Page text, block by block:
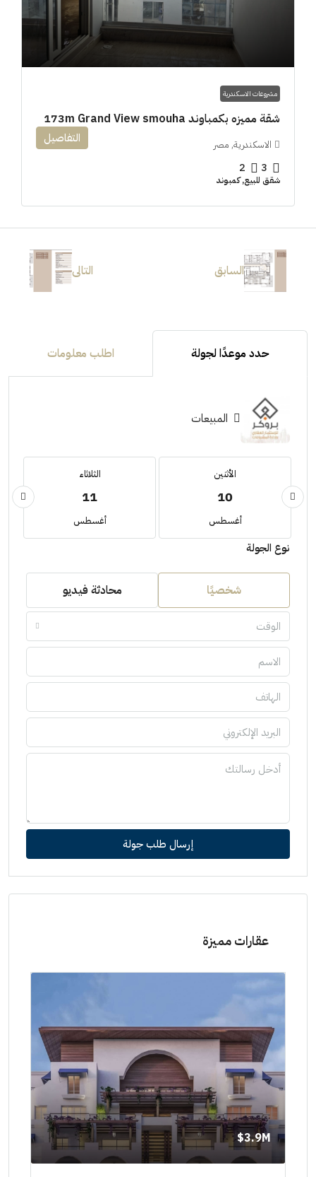
مشروعات الاسكندرية
شقة مميزه بكمباوند 173m Grand View smouha
الاسكندرية, مصر
3
2
شقق للبيع, كمبوند
التفاصيل
السابق التالى
حدد موعدًا لجولة اطلب معلومات
المبيعات
الأثنين
10
أغسطس
الثلاثاء
11
أغسطس
نوع الجولة
شخصيًا محادثة فيديو
الوقت
إرسال طلب جولة
عقارات مميزة
3.9M$